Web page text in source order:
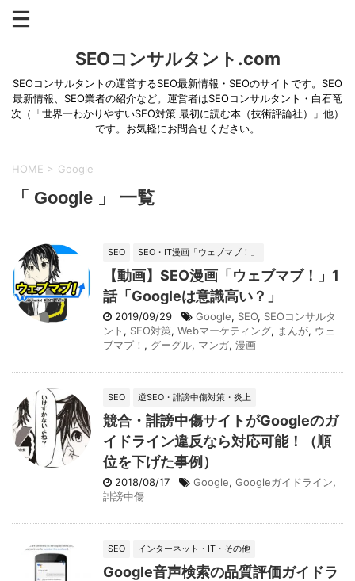
SEOコンサルタント.com
SEOコンサルタントの運営するSEO最新情報・SEOのサイトです。SEO
最新情報、SEO業者の紹介など。運営者はSEOコンサルタント・白石竜
次（「世界一わかりやすいSEO対策 最初に読む本（技術評論社）」他）
です。お気軽にお問合せください。
HOME > Google
「 Google 」 一覧
SEO SEO・IT漫画「ウェブマブ！」
【動画】SEO漫画「ウェブマブ！」1
話「Googleは意識高い？」
2019/09/29 Google, SEO, SEOコンサルタ
ント , SEO対策, Webマーケティング, まんが, ウェ
ブマブ！ , グーグル, マンガ, 漫画
SEO 逆SEO・誹謗中傷対策・炎上
競合・誹謗中傷サイトがGoogleのガ
イドライン違反なら対応可能！（順
位を下げた事例）
2018/08/17 Google, Googleガイドライン,
誹謗中傷
SEO インターネット・IT・その他
Google音声検索の品質評価ガイドラ